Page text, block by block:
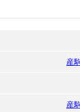
産
産